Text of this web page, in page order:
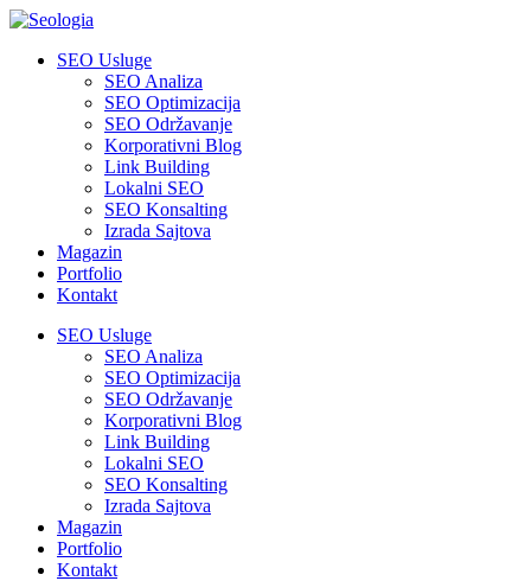
SEO Usluge
SEO Analiza
SEO Optimizacija
SEO Održavanje
Korporativni Blog
Link Building
Lokalni SEO
SEO Konsalting
Izrada Sajtova
Magazin
Portfolio
Kontakt
SEO Usluge
SEO Analiza
SEO Optimizacija
SEO Održavanje
Korporativni Blog
Link Building
Lokalni SEO
SEO Konsalting
Izrada Sajtova
Magazin
Portfolio
Kontakt